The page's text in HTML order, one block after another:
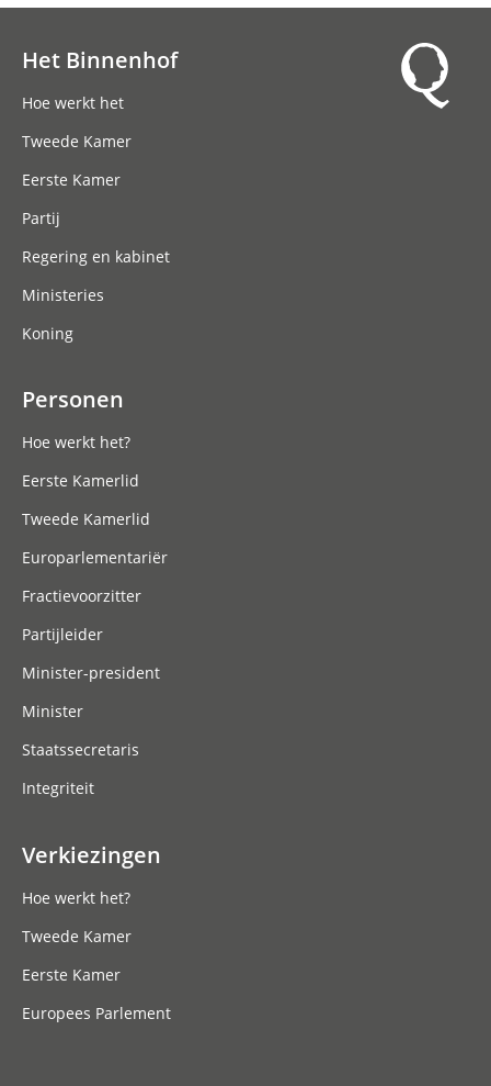
Het Binnenhof
Hoe werkt het
Tweede Kamer
Eerste Kamer
Partij
Regering en kabinet
Ministeries
Koning
Personen
Hoe werkt het?
Eerste Kamerlid
Tweede Kamerlid
Europarlementariër
Fractievoorzitter
Partijleider
Minister-president
Minister
Staatssecretaris
Integriteit
Verkiezingen
Hoe werkt het?
Tweede Kamer
Eerste Kamer
Europees Parlement